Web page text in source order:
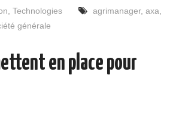
,Technologies agrimanager, axa
générale
en place pour